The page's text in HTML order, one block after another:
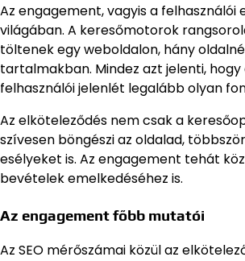
Az engagement, vagyis a
világában. A keresőmotorok
töltenek egy weboldalon, hány
tartalmakban. Mindez azt jelenti,
felhasználói jelenlét legalább olyan
Az elköteleződés nem csak a
szívesen böngészi az oldalad,
esélyeket is. Az engagement tehát
bevételek emelkedéséhez is.
Az engagement főbb mutatói
Az SEO mérőszámai közül az